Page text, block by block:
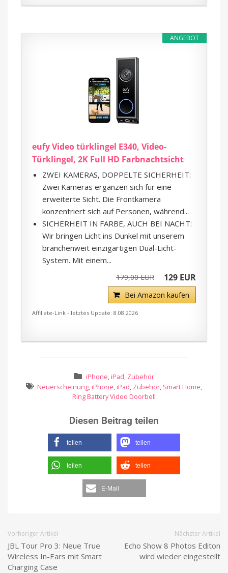
ANGEBOT
eufy Video türklingel E340, Video-
Türklingel, 2K Full HD Farbnachtsicht
ZWEI KAMERAS, DOPPELTE SICHERHEIT:
Zwei Kameras ergänzen sich für eine
erweiterte Sicht. Die Frontkamera
konzentriert sich auf Personen, während...
SICHERHEIT IN FARBE, AUCH BEI NACHT:
Wir bringen Licht ins Dunkel mit unserem
branchenweit einzigartigen Dual-Licht-
System. Mit einem...
179,00 EUR 129 EUR
Bei Amazon kaufen
Affiliate-Link - letztes Update: 8.08.2026
iPhone, iPad, Zubehör
Neuerscheinung, iPhone, iPad, Zubehör, Smart Home,
Ring Battery Video Doorbell
Diesen Beitrag teilen
teilen teilen
teilen teilen
E-Mail
Vorheriger Artikel
JBL Tour Pro 3: Neue True
Wireless In-Ears mit Smart
Charging Case
Nächster Artikel
Echo Show 8 Photos Editon
wird wieder eingestellt